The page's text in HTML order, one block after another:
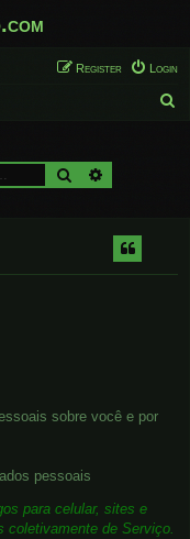
Login
Register
Search
sobre você e por
pessoais
para celular, sites e
coletivamente de Serviço.